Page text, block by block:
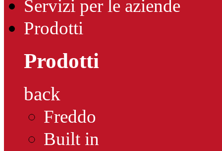
Servizi per le aziende
Prodotti
Prodotti
back
Freddo
Built in